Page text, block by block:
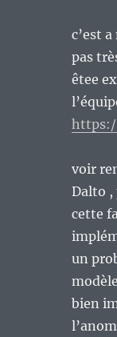
c’est
pas
êtee
voir
Dalto ,
cette
un
bien